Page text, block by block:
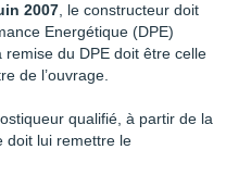
2007 , le constructeur doit
Energétique (DPE)
du DPE doit être celle
de l’ouvrage.
qualifié, à partir de la
doit lui remettre le